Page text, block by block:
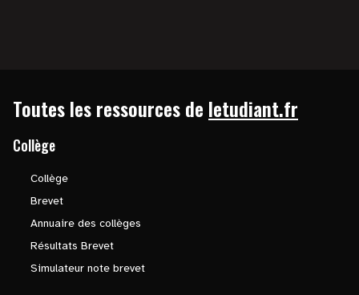
Toutes les ressources de letudiant.fr
Collège
Collège
Brevet
Annuaire des collèges
Résultats Brevet
Simulateur note brevet